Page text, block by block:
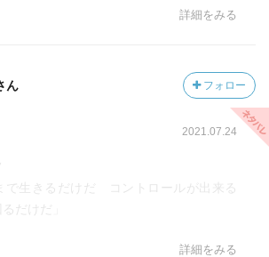
詳細をみる
ん フォロー
2021.07.24
で生きるだけだ コントロールが出来る
だけだ」
詳細をみる